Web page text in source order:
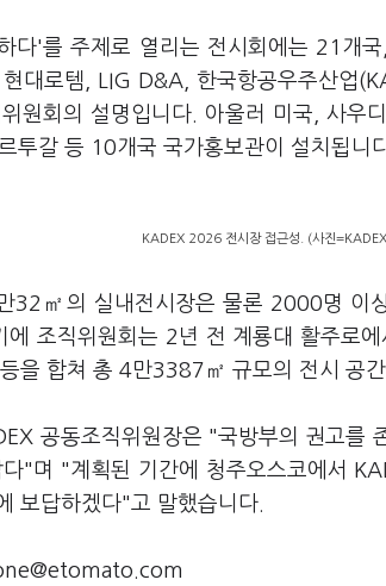
다'를 주제로 열리는 전시회에는 21개
대로템, LIG D&A, 한국항공우주산업
원회의 설명입니다. 아울러 미국, 사우
투갈 등 10개국 국가홍보관이 설치됩니
KADEX 2026 전시장 접근성. (사진
32㎡의 실내전시장은 물론 2000명 이
에 조직위원회는 2년 전 계룡대 활주로
을 합쳐 총 4만3387㎡ 규모의 전시 공간
공동조직위원장은 "국방부의 권고를
"며 "계획된 기간에 청주오스코에서
보답하겠다"고 말했습니다.